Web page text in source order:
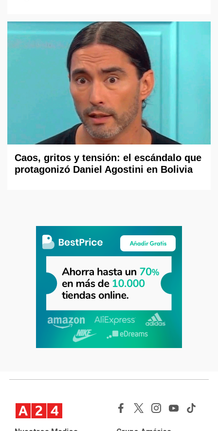
Caos, gritos y tensión: el escándalo que
protagonizó Daniel Agostini en Bolivia